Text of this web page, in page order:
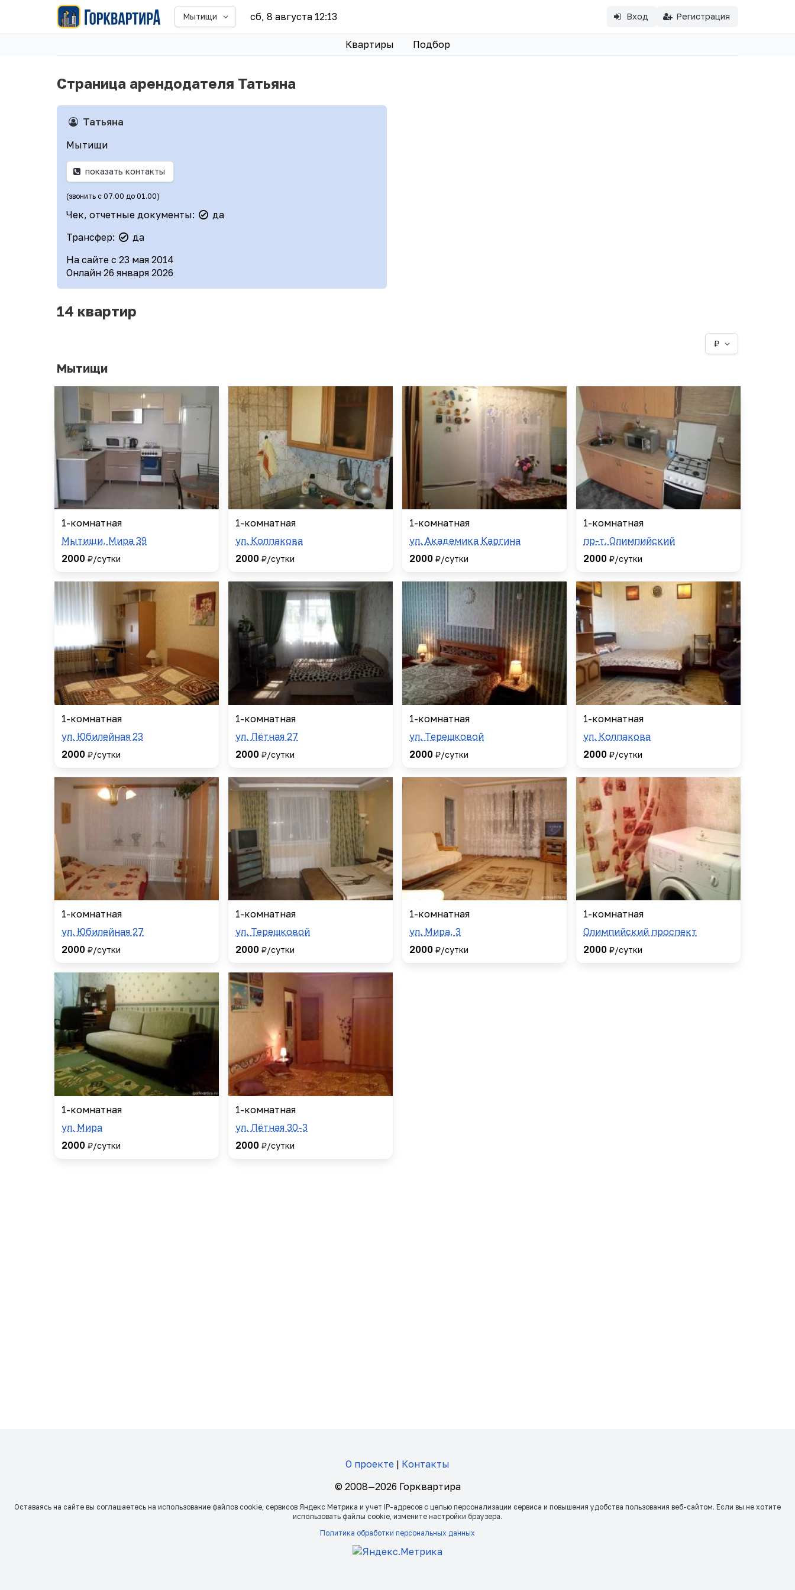
Мытищи сб, 8 августа 12:13 Вход Регистрация
Квартиры Подбор
Страница арендодателя Татьяна
Татьяна
Мытищи
показать контакты
(звонить с 07.00 до 01.00)
Чек, отчетные документы:
да
Трансфер:
да
На сайте с 23 мая 2014
Онлайн 26 января 2026
14 квартир
₽
Мытищи
1-комнатная
Мытищи, Мира 39
2000 ₽/сутки
1-комнатная
ул. Колпакова
2000 ₽/сутки
1-комнатная
ул. Академика Каргина
2000 ₽/сутки
1-комнатная
пр-т. Олимпийский
2000 ₽/сутки
1-комнатная
ул. Юбилейная 23
2000 ₽/сутки
1-комнатная
ул. Лётная 27
2000 ₽/сутки
1-комнатная
ул. Терешковой
2000 ₽/сутки
1-комнатная
ул. Колпакова
2000 ₽/сутки
1-комнатная
ул. Юбилейная 27
2000 ₽/сутки
1-комнатная
ул. Терешковой
2000 ₽/сутки
1-комнатная
ул. Мира, 3
2000 ₽/сутки
1-комнатная
Олимпийский проспект
2000 ₽/сутки
1-комнатная
ул. Мира
2000 ₽/сутки
1-комнатная
ул. Лётная 30-3
2000 ₽/сутки
О проекте | Контакты
© 2008—2026 Горквартира
Оставаясь на сайте вы соглашаетесь на использование файлов сookie, сервисов Яндекс Метрика и учет IP-адресов с целью персонализации сервиса и повышения удобства пользования веб-сайтом. Если вы не хотите
использовать файлы сookie, измените настройки браузера.
Политика обработки персональных данных